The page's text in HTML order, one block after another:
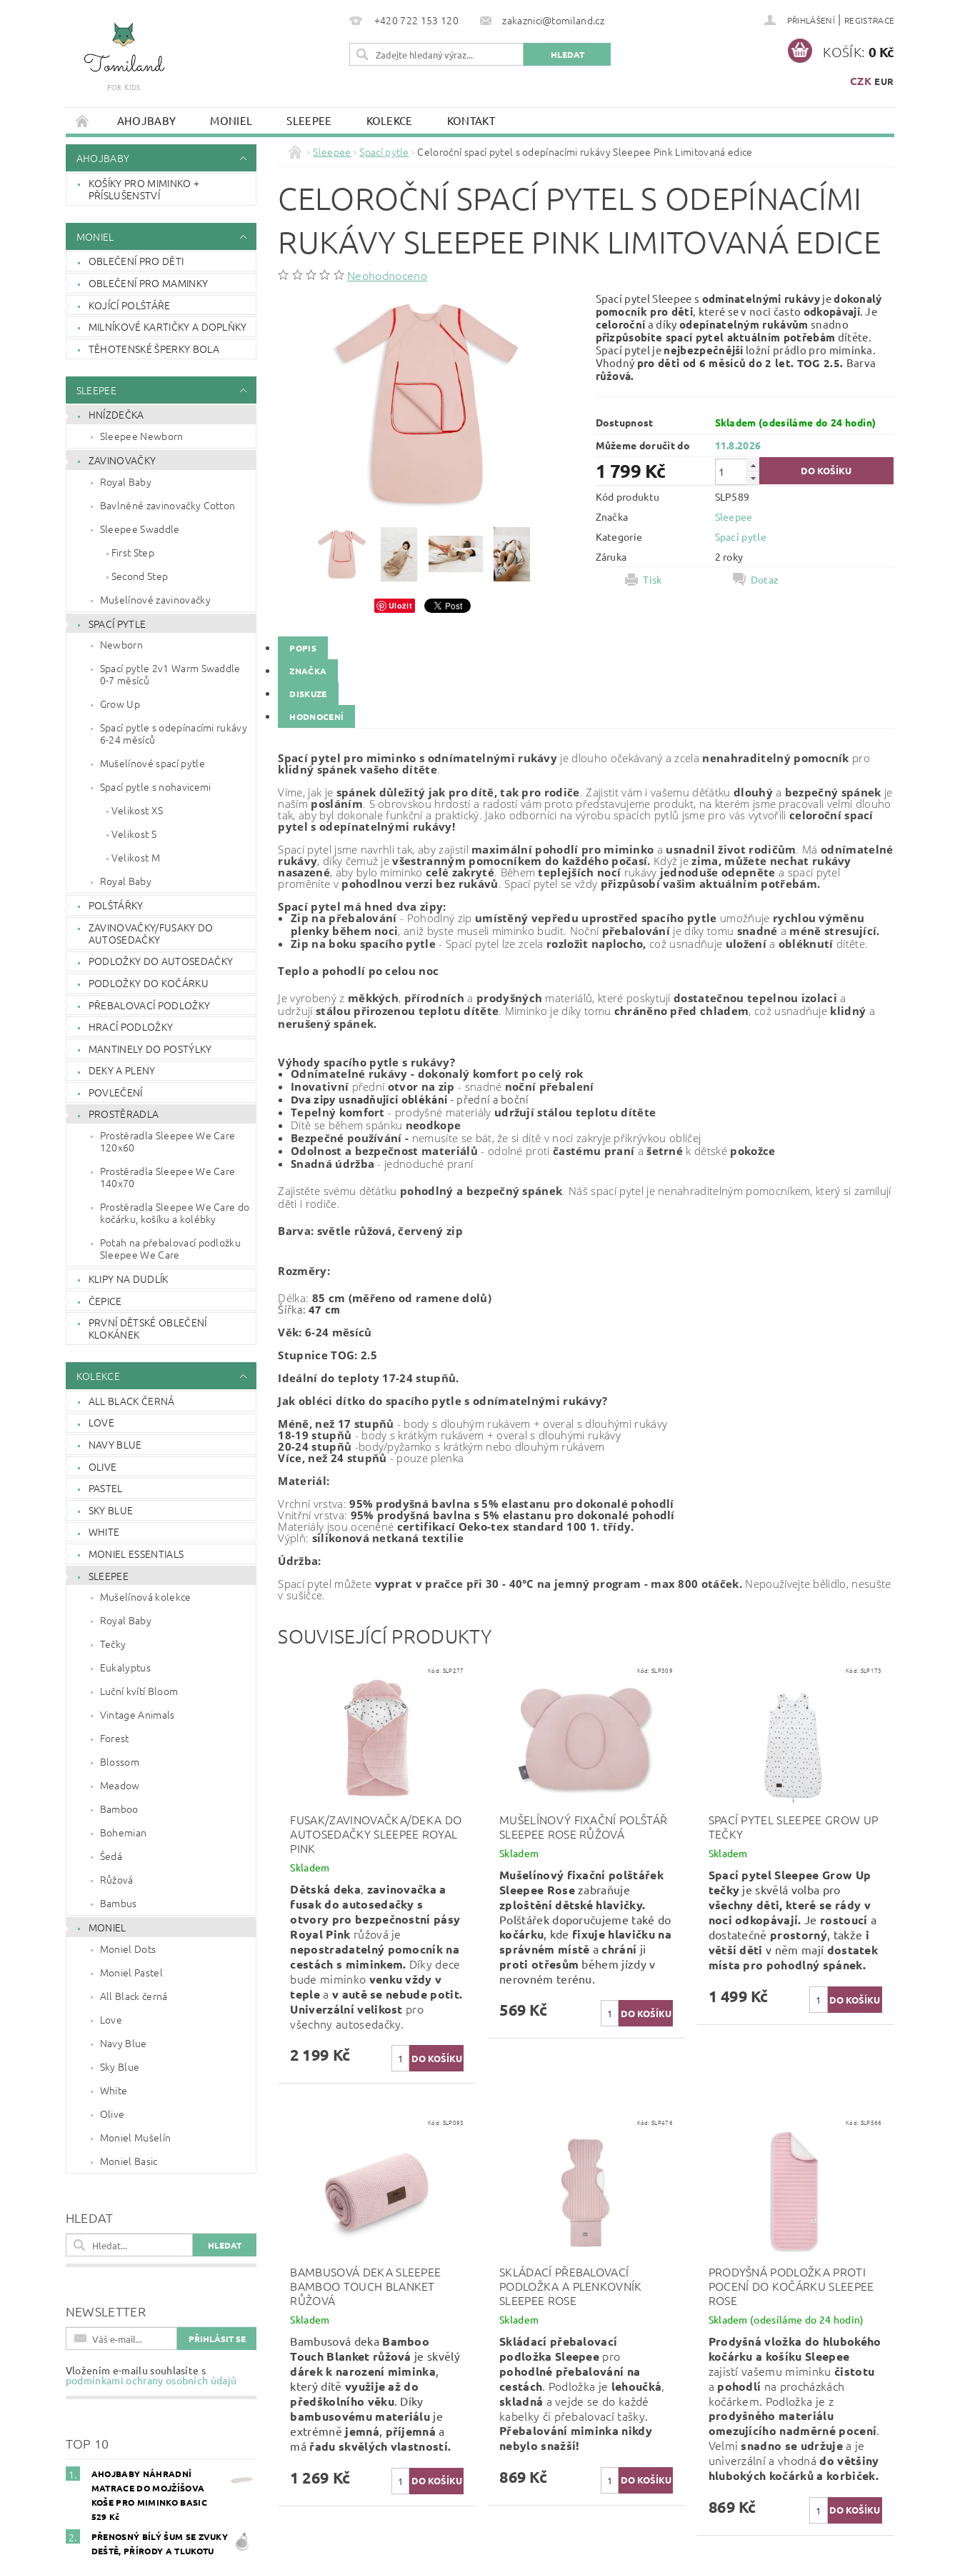
+420 722 153 120 zakaznici@tomiland.cz PŘIHLÁŠENÍ | REGISTRACE
CZK EUR
KOŠÍK: 0 Kč
AHOJBABY MONIEL SLEEPEE KOLEKCE KONTAKT
AHOJBABY
KOŠÍKY PRO MIMINKO +
PŘÍSLUŠENSTVÍ
MONIEL
OBLEČENÍ PRO DĚTI
OBLEČENÍ PRO MAMINKY
KOJÍCÍ POLŠTÁŘE
MILNÍKOVÉ KARTIČKY A DOPLŇKY
TĚHOTENSKÉ ŠPERKY BOLA
SLEEPEE
HNÍZDEČKA
Sleepee Newborn
ZAVINOVAČKY
Royal Baby
Bavlněné zavinovačky Cotton
Sleepee Swaddle
First Step
Second Step
Mušelínové zavinovačky
SPACÍ PYTLE
Newborn
Spací pytle 2v1 Warm Swaddle
0-7 měsíců
Grow Up
Spací pytle s odepínacími rukávy
6-24 měsíců
Mušelínové spací pytle
Spací pytle s nohavicemi
Velikost XS
Velikost S
Velikost M
Royal Baby
POLŠTÁŘKY
ZAVINOVAČKY/FUSAKY DO
AUTOSEDAČKY
PODLOŽKY DO AUTOSEDAČKY
PODLOŽKY DO KOČÁRKU
PŘEBALOVACÍ PODLOŽKY
HRACÍ PODLOŽKY
MANTINELY DO POSTÝLKY
DEKY A PLENY
POVLEČENÍ
PROSTĚRADLA
Prostěradla Sleepee We Care
120x60
Prostěradla Sleepee We Care
140x70
Prostěradla Sleepee We Care do
kočárku, košíku a kolébky
Potah na přebalovací podložku
Sleepee We Care
KLIPY NA DUDLÍK
ČEPICE
PRVNÍ DĚTSKÉ OBLEČENÍ
KLOKÁNEK
KOLEKCE
ALL BLACK ČERNÁ
LOVE
NAVY BLUE
OLIVE
PASTEL
SKY BLUE
WHITE
MONIEL ESSENTIALS
SLEEPEE
Mušelínová kolekce
Royal Baby
Tečky
Eukalyptus
Luční kvítí Bloom
Vintage Animals
Forest
Blossom
Meadow
Bamboo
Bohemian
Šedá
Růžová
Bambus
MONIEL
Moniel Dots
Moniel Pastel
All Black černá
Love
Navy Blue
Sky Blue
White
Olive
Moniel Mušelín
Moniel Basic
HLEDAT
NEWSLETTER
Vložením e-mailu souhlasíte s
podmínkami ochrany osobních údajů
TOP 10
AHOJBABY NÁHRADNÍ
MATRACE DO MOJŽÍŠOVA
KOŠE PRO MIMINKO BASIC
529 Kč
PŘENOSNÝ BÍLÝ ŠUM SE ZVUKY
DEŠTĚ, PŘÍRODY A TLUKOTU
Sleepee Spací pytle Celoroční spací pytel s odepínacími rukávy Sleepee Pink Limitovaná edice
CELOROČNÍ SPACÍ PYTEL S ODEPÍNACÍMI
RUKÁVY SLEEPEE PINK LIMITOVANÁ EDICE
Neohodnoceno
Uložit
Spací pytel Sleepee s odmínatelnými rukávyjedokonalý
pomocník pro děti, které se v noci často odkopávají. Je
celoroční a díky odepínatelným rukávům snadno
přizpůsobíte spací pytel aktuálním potřebám dítěte.
Spací pytel je nejbezpečnější ložní prádlo pro miminka.
Vhodný pro děti od 6 měsíců do 2 let. TOG 2.5. Barva
růžová.
Dostupnost
Skladem (odesíláme do 24 hodin)
Můžeme doručit do
11.8.2026
1 799 Kč
Kód produktu
SLP589
Značka
Sleepee
Kategorie
Spací pytle
Záruka
2 roky
Tisk
Dotaz
POPIS
ZNAČKA
DISKUZE
HODNOCENÍ
Spací pytel pro miminko s odnímatelnými rukávy je dlouho očekávaný a zcela nenahraditelný pomocník pro
klidný spánek vašeho dítěte.
Víme, jak je spánek důležitý jak pro dítě, tak pro rodiče. Zajistit vám i vašemu děťátku dlouhýa bezpečný spánek je
našímposláním. S obrovskou hrdostí a radostí vám proto představujeme produkt, na kterém jsme pracovali velmi dlouho
tak, aby byl dokonale funkční a praktický. Jako odborníci na výrobu spacích pytlů jsme pro vás vytvořiliceloroční spací
pytel s odepínatelnými rukávy!
Spací pytel jsme navrhli tak, aby zajistil maximální pohodlí pro miminko a usnadnil život rodičům. Máodnímatelné
rukávy, díky čemuž jevšestranným pomocníkem do každého počasí. Když je zima, můžete nechat rukávy
nasazené, aby bylo miminkocelé zakryté. Během teplejších nocí rukávy jednoduše odepněte a spací pytel
proměníte v pohodlnou verzi bez rukávů. Spací pytel se vždy přizpůsobí vašim aktuálním potřebám.
Spací pytel má hned dva zipy:
Zip na přebalování - Pohodlný zip umístěný vepředu uprostřed spacího pytle umožňuje rychlou výměnu
plenky během noci, aniž byste museli miminko budit. Noční přebalování je díky tomu snadné a méně stresující.
Zip na boku spacího pytle - Spací pytel lze zcela rozložit naplocho, což usnadňuje uloženía obléknutí dítěte.
Teplo a pohodlí po celou noc
Je vyrobený z měkkých, přírodních a prodyšných materiálů, které poskytujídostatečnou tepelnou izolaci a
udržují stálou přirozenou teplotu dítěte. Miminko je díky tomu chráněno před chladem, což usnadňuje klidný a
nerušený spánek.
Výhody spacího pytle s rukávy?
Odnímatelné rukávy - dokonalý komfort po celý rok
Inovativní předníotvor na zip - snadné noční přebalení
Dva zipy usnadňující oblékání - přední a boční
Tepelný komfort - prodyšné materiály udržují stálou teplotu dítěte
Dítě se během spánku neodkope
Bezpečné používání - nemusíte se bát, že si dítě v noci zakryje přikrývkou obličej
Odolnost a bezpečnost materiálů - odolné protičastému praní ašetrné k dětské pokožce
Snadná údržba - jednoduché praní
Zajistěte svému děťátku pohodlný a bezpečný spánek. Náš spací pytel je nenahraditelným pomocníkem, který si zamilují
děti i rodiče.
Barva: světle růžová, červený zip
Rozměry:
Délka: 85 cm (měřeno od ramene dolů)
Šířka: 47 cm
Věk: 6-24 měsíců
Stupnice TOG: 2.5
Ideální do teploty 17-24 stupňů.
Jak obléci dítko do spacího pytle s odnímatelnými rukávy?
Méně, než 17 stupňů - body s dlouhým rukávem + overal s dlouhými rukávy
18-19 stupňů - body s krátkým rukávem + overal s dlouhými rukávy
20-24 stupňů -body/pyžamko s krátkým nebo dlouhým rukávem
Více, než 24 stupňů- pouze plenka
Materiál:
Vrchní vrstva:95% prodyšná bavlna s 5% elastanu pro dokonalé pohodlí
Vnitřní vrstva: 95% prodyšná bavlna s 5% elastanu pro dokonalé pohodlí
Materiály jsou oceněné certifikací Oeko-tex standard 100 1. třídy.
Výplň: silikonová netkaná textilie
Údržba:
Spací pytel můžete vyprat v pračce při 30 - 40°C na jemný program - max 800 otáček. Nepoužívejte bělidlo, nesušte
v sušičce.
SOUVISEJÍCÍ PRODUKTY
Kód: SLP277
FUSAK/ZAVINOVAČKA/DEKA DO
AUTOSEDAČKY SLEEPEE ROYAL
PINK
Skladem
Dětská deka, zavinovačka a
fusak do autosedačky s
otvory pro bezpečnostní pásy
Royal Pink růžová je
nepostradatelný pomocník na
cestách s miminkem. Díky dece
bude miminko venku vždy v
teplea v autě se nebude potit.
Univerzální velikost pro
všechny autosedačky.
2 199 Kč
Kód:SLP309
MUŠELÍNOVÝ FIXAČNÍ POLŠTÁŘ
SLEEPEE ROSE RŮŽOVÁ
Skladem
Mušelínový fixační polštářek
Sleepee Rosezabraňuje
zploštění dětské hlavičky.
Polštářek doporučujeme také do
kočárku , kde fixuje hlavičku na
správném místě achrání ji
proti otřesům během jízdy v
nerovném terénu.
569 Kč
Kód: SLP173
SPACÍ PYTEL SLEEPEE GROW UP
TEČKY
Skladem
Spací pytel Sleepee Grow Up
tečky je skvělá volba pro
všechny děti, které se rády v
noci odkopávají. Je rostoucí a
dostatečně prostorný, takže i
větší děti v něm mají dostatek
místa pro pohodlný spánek.
1 499 Kč
Kód: SLP093
BAMBUSOVÁ DEKA SLEEPEE
BAMBOO TOUCH BLANKET
RŮŽOVÁ
Skladem
Bambusová deka Bamboo
Touch Blanket růžová je skvělý
dárek k narození miminka
který dítě využije až do
předškolního věku. Díky
bambusovému materiálu je
extrémně jemná příjemná a
má řadu skvělých vlastností.
1 269 Kč
Kód:SLP476
SKLÁDACÍ PŘEBALOVACÍ
PODLOŽKA A PLENKOVNÍK
SLEEPEE ROSE
Skladem
Skládací přebalovací
podložka Sleepee pro
pohodlné přebalování na
cestách. Podložka je lehoučká,
skladná a vejde se do každé
kabelky či přebalovací tašky.
Přebalování miminka nikdy
nebylo snažší!
869 Kč
Kód: SLP566
PRODYŠNÁ PODLOŽKA PROTI
POCENÍ DO KOČÁRKU SLEEPEE
ROSE
Skladem (odesíláme do 24 hodin)
Prodyšná vložka do hlubokého
kočárku a košíku Sleepee
zajistí vašemu miminku čistotu
a pohodlí na procházkách
kočárkem. Podložka je z
prodyšného materiálu
omezujícího nadměrné pocení.
Velmisnadno se udržujea je
univerzální a vhodnádo většiny
hlubokých kočárků a korbiček.
869 Kč